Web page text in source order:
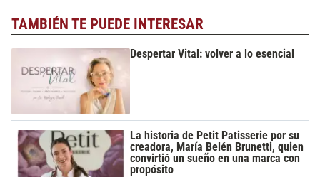
TAMBIÉN TE PUEDE INTERESAR
Despertar Vital: volver a lo esencial
La historia de Petit Patisserie por su
creadora, María Belén Brunetti, quien
convirtió un sueño en una marca con
propósito